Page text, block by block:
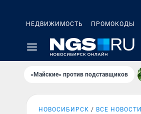
НЕДВИЖИМОСТЬ ПРОМОКОДЫ
«Майские» против подставщиков
НОВОСИБИРСК ВСЕ НОВОСТИ